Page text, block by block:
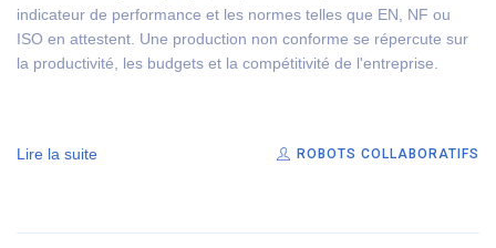
indicateur de performance et les normes telles que EN, NF ou
ISO en attestent. Une production non conforme se répercute sur
la productivité, les budgets et la compétitivité de l'entreprise.
Lire la suite ROBOTS COLLABORATIFS